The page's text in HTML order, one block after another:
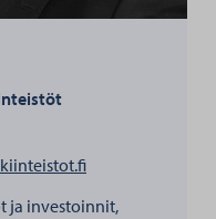
henkilölle Matias
ja investoinnit,